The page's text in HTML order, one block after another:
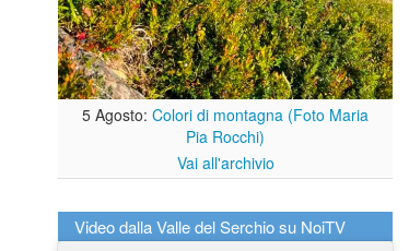
5 Agosto: Colori di montagna (Foto Maria
Pia Rocchi)
Vai all'archivio
Video dalla Valle del Serchio su NoiTV